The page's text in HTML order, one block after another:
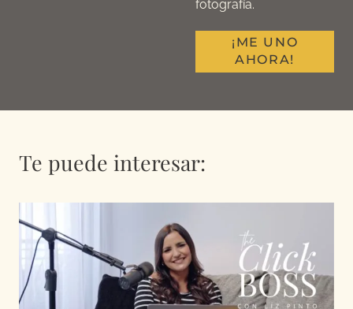
fotografía.
¡ME UNO
AHORA!
Te puede interesar: